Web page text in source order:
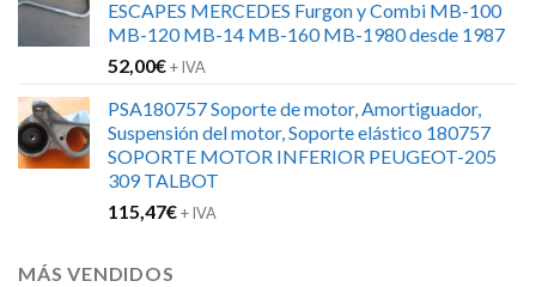
ESCAPES MERCEDES Furgon y Combi MB-100
MB-120 MB-14 MB-160 MB-1980 desde 1987
52,00€+ IVA
PSA180757 Soporte de motor, Amortiguador,
Suspensión del motor, Soporte elástico 180757
SOPORTE MOTOR INFERIOR PEUGEOT-205
309 TALBOT
115,47€+ IVA
MÁS VENDIDOS